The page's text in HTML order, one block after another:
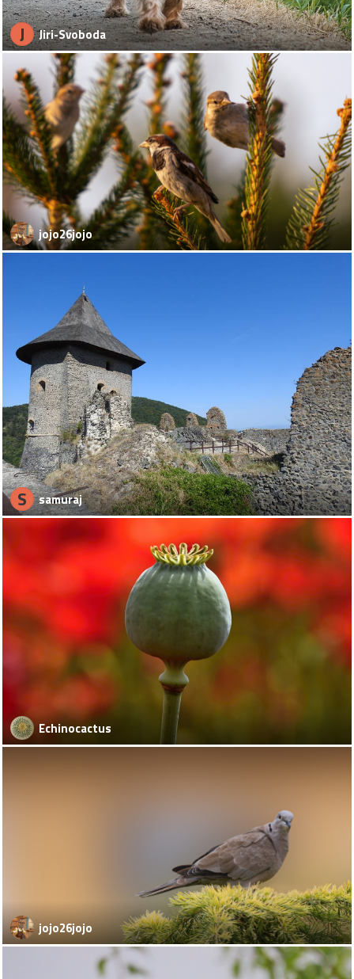
J Jiri-Svoboda
jojo26jojo
S samuraj
Echinocactus
jojo26jojo